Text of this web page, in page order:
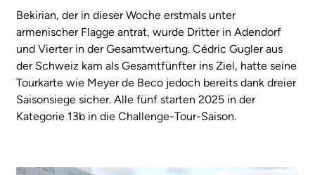
Bekirian, der in dieser Woche erstmals unter
armenischer Flagge antrat, wurde Dritter in Adendorf
und Vierter in der Gesamtwertung. Cédric Gugler aus
der Schweiz kam als Gesamtfünfter ins Ziel, hatte seine
Tourkarte wie Meyer de Beco jedoch bereits dank dreier
Saisonsiege sicher. Alle fünf starten 2025 in der
Kategorie 13b in die Challenge-Tour-Saison.